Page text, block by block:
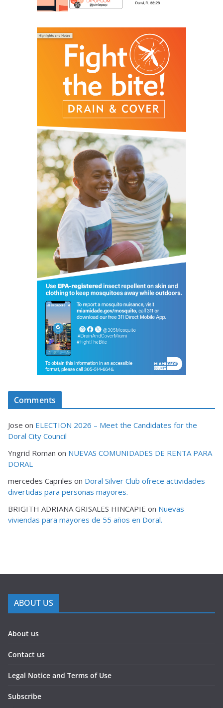
Comments
Jose on ELECTION 2026 – Meet the Candidates for the
Doral City Council
Yngrid Roman on NUEVAS COMUNIDADES DE RENTA PARA
DORAL
mercedes Capriles on Doral Silver Club ofrece actividades
divertidas para personas mayores.
BRIGITH ADRIANA GRISALES HINCAPIE on Nuevas
viviendas para mayores de 55 años en Doral.
ABOUT US
About us
Contact us
Legal Notice and Terms of Use
Subscribe